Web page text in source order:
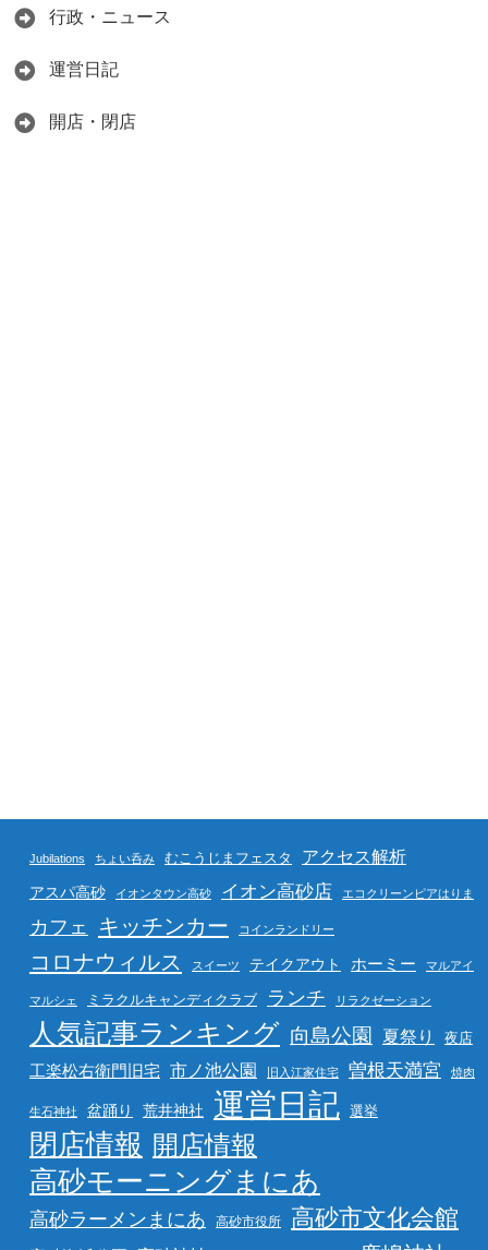
行政・ニュース
運営日記
開店・閉店
Jubilations ちょい呑み むこうじまフェスタ アクセス解析
アスパ高砂 イオンタウン高砂 イオン高砂店 エコクリーンピアはりま
カフェ キッチンカー コインランドリー
コロナウィルス スイーツ テイクアウト ホーミー マルアイ
マルシェ ミラクルキャンディクラブ ランチ リラクゼーション
人気記事ランキング 向島公園 夏祭り 夜店
工楽松右衛門旧宅 市ノ池公園 旧入江家住宅 曽根天満宮 焼肉
生石神社 盆踊り 荒井神社 運営日記 選挙
閉店情報 開店情報
高砂モーニングまにあ
高砂ラーメンまにあ 高砂市役所 高砂市文化会館